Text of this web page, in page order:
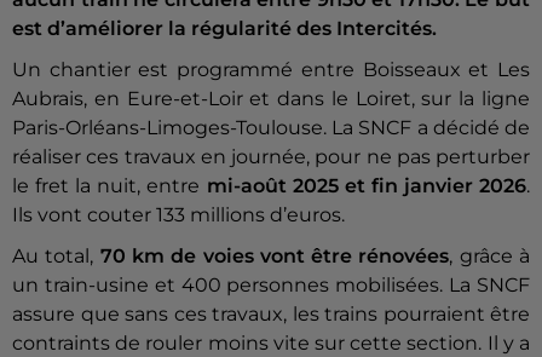
est d’améliorer la régularité des Intercités.
Un chantier est programmé entre Boisseaux et Les
Aubrais, en Eure-et-Loir et dans le Loiret, sur la ligne
Paris-Orléans-Limoges-Toulouse. La SNCF a décidé de
réaliser ces travaux en journée, pour ne pas perturber
le fret la nuit, entre mi-août 2025 et fin janvier 2026.
Ils vont couter 133 millions d’euros.
Au total, 70 km de voies vont être rénovées, grâce à
un train-usine et 400 personnes mobilisées. La SNCF
assure que sans ces travaux, les trains pourraient être
contraints de rouler moins vite sur cette section. Il y a